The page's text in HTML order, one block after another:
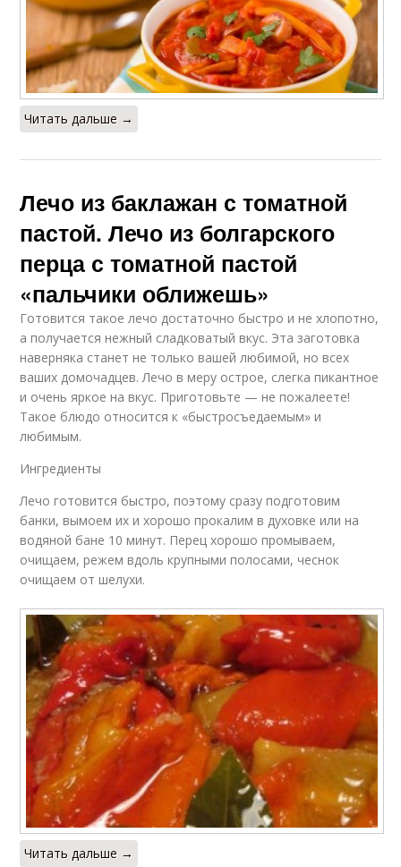
Читать дальше →
Лечо из баклажан с томатной
пастой. Лечо из болгарского
перца с томатной пастой
«пальчики оближешь»
Готовится такое лечо достаточно быстро и не хлопотно,
а получается нежный сладковатый вкус. Эта заготовка
наверняка станет не только вашей любимой, но всех
ваших домочадцев. Лечо в меру острое, слегка пикантное
и очень яркое на вкус. Приготовьте — не пожалеете!
Такое блюдо относится к «быстросъедаемым» и
любимым.
Ингредиенты
Лечо готовится быстро, поэтому сразу подготовим
банки, вымоем их и хорошо прокалим в духовке или на
водяной бане 10 минут. Перец хорошо промываем,
очищаем, режем вдоль крупными полосами, чеснок
очищаем от шелухи.
Читать дальше →